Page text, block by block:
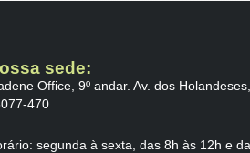
sede:
Office, 9⁠º andar. Av. dos
470
segunda à sexta, das 8h às 12h e